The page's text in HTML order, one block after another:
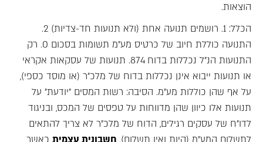
הוצאות.
הכלל: 1. רושמים תנועה אחת (ולא תנועות חד-צדיות) 2.
התנועה כוללת חיוב של כרטיס מע"מ תשומות בסכום 0. רק
התנועות הנ"ל נכללות בדוח 874. תנועות של עסקאות אקראי
או תנועות ייבוא אינן נכללות בדוח של מלכ"ר (או מוסד כספי),
על אף שהן כוללות מע"מ. הסיבה: רשות המסים "יודעת" על
תנועות אלו כיוון שהן מדווחות על טפסים של המכס, ובניגוד
לדו"ח של עסקים רגילים, הדוח של מלכ"ר לא צריך להתאים